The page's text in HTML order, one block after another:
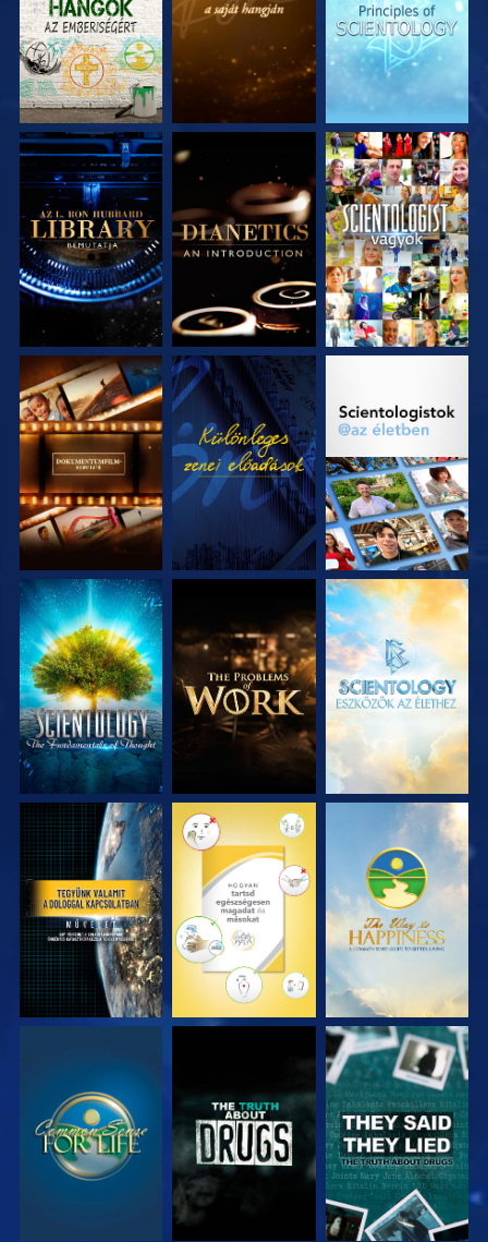
A SOROZAT
RÉSZEI
A SOROZAT
RÉSZEI
MŰSORNÉZÉS
A SOROZAT
RÉSZEI
MŰSORNÉZÉS
A SOROZAT
A SOROZAT
RÉSZEI
A SOROZAT
RÉSZEI
A SOROZAT
RÉSZEI
MŰSORNÉZÉS MŰSORNÉZÉS MŰSORNÉZÉS
MŰSORNÉZÉS MŰSORNÉZÉS MŰSORNÉZÉS